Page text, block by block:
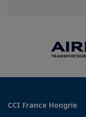
CCI France Hongrie